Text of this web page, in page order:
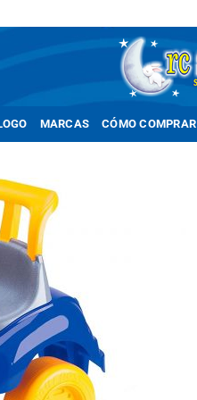
MARCAS CÓMO COMPRAR